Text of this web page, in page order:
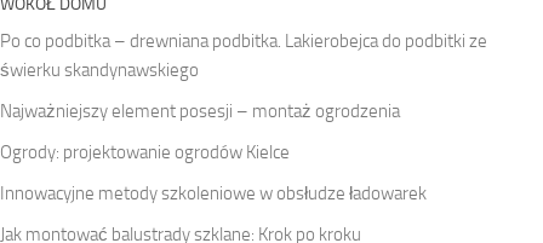
Po co podbitka – drewniana podbitka. Lakierobejca do podbitki ze
świerku skandynawskiego
Najważniejszy element posesji – montaż ogrodzenia
Ogrody: projektowanie ogrodów Kielce
Innowacyjne metody szkoleniowe w obsłudze ładowarek
Jak montować balustrady szklane: Krok po kroku